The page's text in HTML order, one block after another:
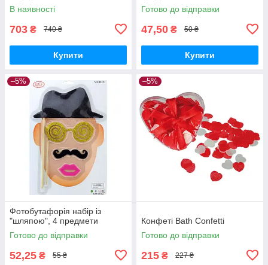
В наявності
703 ₴ 740 ₴
Купити
Готово до відправки
47,50 ₴ 50 ₴
Купити
–5%
Фотобутафорія набір із
"шляпою", 4 предмети
Готово до відправки
52,25 ₴ 55 ₴
–5%
Конфеті Bath Confetti
Готово до відправки
215 ₴ 227 ₴